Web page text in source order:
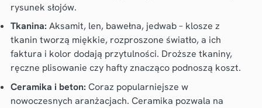
rysunek słojów.
Tkanina: Aksamit, len, bawełna, jedwab – klosze z
tkanin tworzą miękkie, rozproszone światło, a ich
faktura i kolor dodają przytulności. Droższe tkaniny,
ręczne plisowanie czy hafty znacząco podnoszą koszt.
Ceramika i beton: Coraz popularniejsze w
nowoczesnych aranżacjach. Ceramika pozwala na